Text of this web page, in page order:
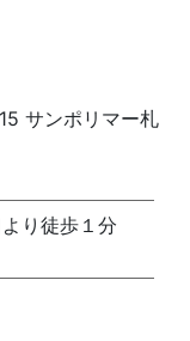
サンポリマー札
り徒歩１分